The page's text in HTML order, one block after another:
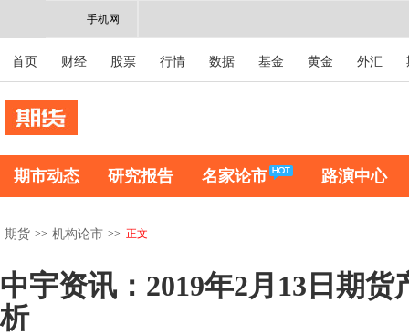
手机网
首页 财经 股票 行情 数据 基金 黄金 外汇
期市动态 研究报告 名家论市 路演中心
期货 >> 机构论市 >> 正文
中宇资讯：2019年2月13日期
析